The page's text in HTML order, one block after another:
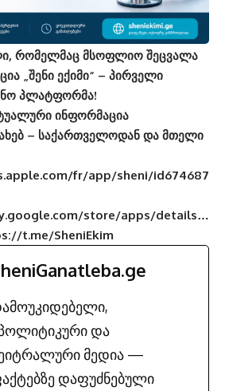
რომელმაც მსოფლიო შეცვალა
„შენი ექიმი“ – პირველი
პლატფორმა!
ინფორმაცია
– საქართველოდან და მთელი
fr/app/sheni/id674687
store/apps/details…
t.me/SheniEkim
და
მედია —
დაფუძნებული